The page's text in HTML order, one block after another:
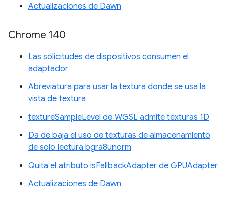
Actualizaciones de Dawn
Chrome 140
Las solicitudes de dispositivos consumen el
adaptador
Abreviatura para usar la textura donde se usa la
vista de textura
textureSampleLevel de WGSL admite texturas 1D
Da de baja el uso de texturas de almacenamiento
de solo lectura bgra8unorm
Quita el atributo isFallbackAdapter de GPUAdapter
Actualizaciones de Dawn